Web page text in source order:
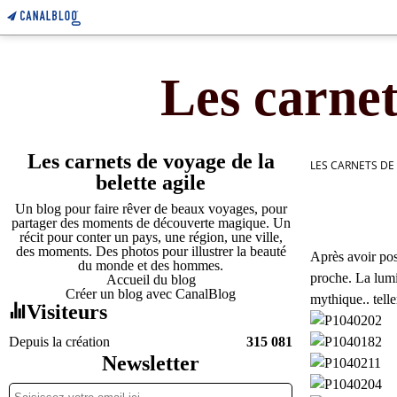
Les
Les carnets de voyage de la
belette agile
Un blog pour faire rêver de beaux voyages, pour
partager des moments de découverte magique. Un
récit pour conter un pays, une région, une ville,
des moments. Des photos pour illustrer la beauté
du monde et des hommes.
Accueil du blog
Créer un blog avec CanalBlog
Visiteurs
Depuis la création 315 081
Newsletter
LES CARNETS
Après avoir
proche. La
mythique..